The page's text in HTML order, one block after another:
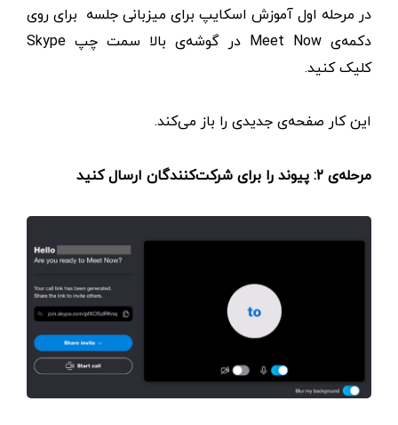
در مرحله اول آموزش اسکایپ برای میزبانی جلسه برای روی
دکمه‌ی Meet Now در گوشه‌ی بالا سمت چپ Skype
کلیک کنید.
این کار صفحه‌‌ی جدیدی را باز می‌کند.
مرحله‌ی ۲: پیوند را برای شرکت‌کنندگان ارسال کنید